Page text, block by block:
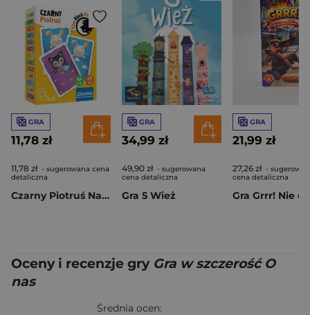
GRA
11,78 zł
11,78 zł - sugerowana cena
detaliczna
Czarny Piotruś Na dobranoc
GRA
34,99 zł
49,90 zł - sugerowana
cena detaliczna
Gra 5 Wież
GRA
21,99 zł
27,26 zł -
cena detaliczna
Oceny i recenzje gry Gra w szczerość O
nas
Średnia ocen: